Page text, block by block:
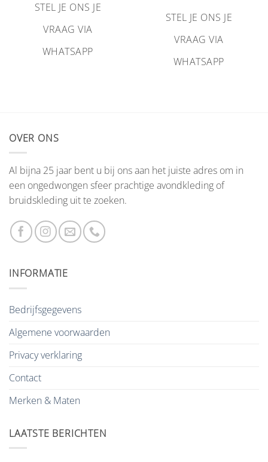
STEL JE ONS JE
VRAAG VIA
WHATSAPP
STEL JE ONS JE
VRAAG VIA
WHATSAPP
OVER ONS
Al bijna 25 jaar bent u bij ons aan het juiste adres om in
een ongedwongen sfeer prachtige avondkleding of
bruidskleding uit te zoeken.
INFORMATIE
Bedrijfsgegevens
Algemene voorwaarden
Privacy verklaring
Contact
Merken & Maten
LAATSTE BERICHTEN